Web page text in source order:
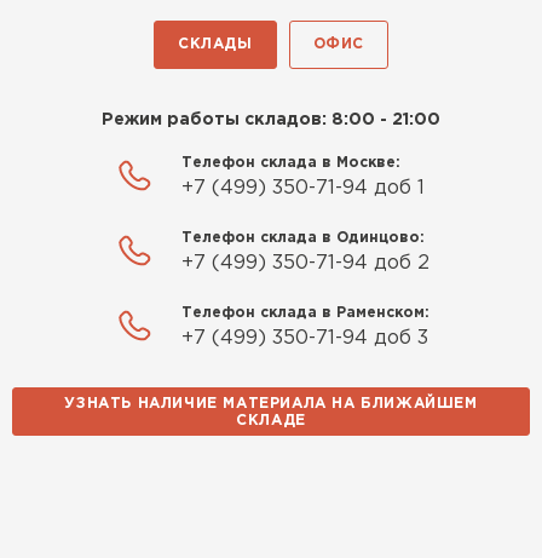
СКЛАДЫ ОФИС
Режим работы складов: 8:00 - 21:00
Телефон склада в Москве:
+7 (499) 350-71-94 доб 1
Телефон склада в Одинцово:
+7 (499) 350-71-94 доб 2
Телефон склада в Раменском:
+7 (499) 350-71-94 доб 3
УЗНАТЬ НАЛИЧИЕ МАТЕРИАЛА НА БЛИЖАЙШЕМ
СКЛАДЕ